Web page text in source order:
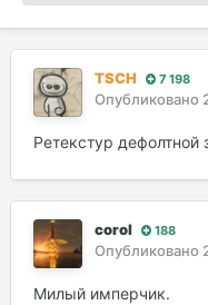
TSCH 7 198
Опубликовано
Ретекстур дефолтной
corol 188
Опубликовано
Милый имперчик.